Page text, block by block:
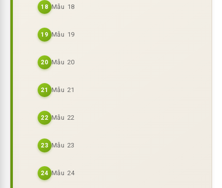
18 Mẫu 18
19 Mẫu 19
20 Mẫu 20
21 Mẫu 21
22 Mẫu 22
23 Mẫu 23
24 Mẫu 24